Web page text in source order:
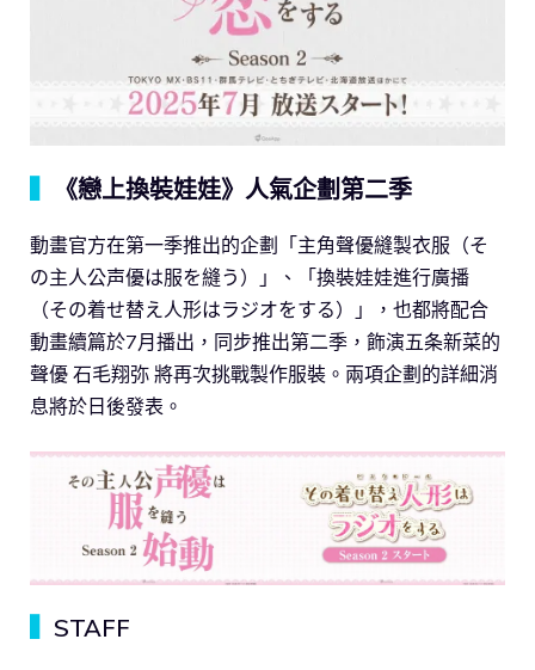
《戀上換裝娃娃》人氣企劃第二季
動畫官方在第一季推出的企劃「主角聲優縫製衣服（そ
の主人公声優は服を縫う）」、「換裝娃娃進行廣播
（その着せ替え人形はラジオをする）」，也都將配合
動畫續篇於7月播出，同步推出第二季，飾演五条新菜的
聲優 石毛翔弥 將再次挑戰製作服裝。兩項企劃的詳細消
息將於日後發表。
STAFF